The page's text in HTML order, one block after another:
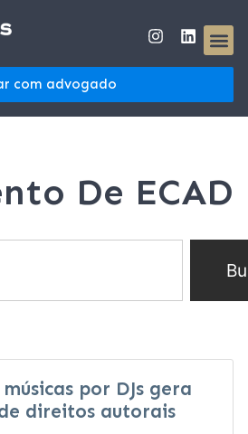
com advogado
De ECAD
por DJs gera
direitos autorais